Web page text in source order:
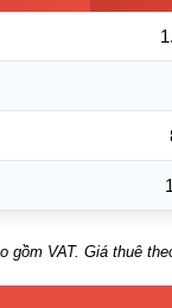
gồm VAT. Giá thuê